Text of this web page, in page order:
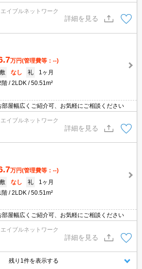
いシステムキッチン★エアコン付きで暑い日
できますよ！スーパー・コンビニ徒歩圏内♪
イブルネットワーク
詳細を見る
万円(管理費等：--)
敷
なし 礼
1ヶ月
階
2LDK 50.51m²
屋幅広くご紹介可、お気軽にご相談ください
イブルネットワーク
詳細を見る
万円(管理費等：--)
敷
なし 礼
1ヶ月
階
2LDK 50.51m²
屋幅広くご紹介可、お気軽にご相談ください
イブルネットワーク
詳細を見る
残り1件を表示する